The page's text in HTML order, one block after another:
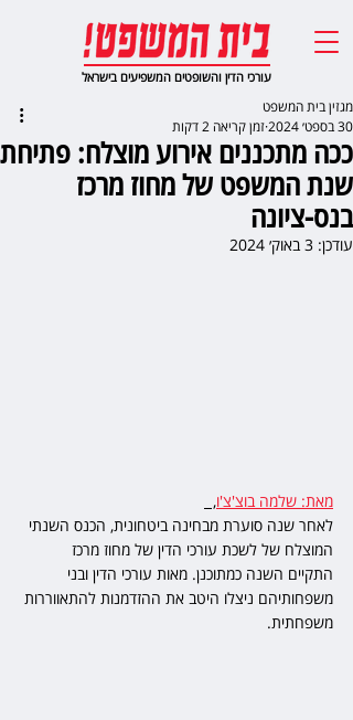
עורכי הדין והשופטים המשפיעים בישראל
ככה מתכננים אירוע מוצלח: פתיחת
שנת המשפט של מחוז מרכז
בנס-ציונה
מגזין בית המשפט
30 בספט׳ 2024
זמן קריאה 2 דקות
עודכן: 3 באוק׳ 2024
מאת: שלמה בוצ'צ'ו,
לאחר שנה סוערת מבחינה ביטחונית, הכנס השנתי
המוצלח של לשכת עורכי הדין של מחוז מרכז
התקיים השנה כמתוכנן. מאות עורכי הדין ובני
משפחותיהם ניצלו היטב את ההזדמנות להתאווררות
משפחתית.